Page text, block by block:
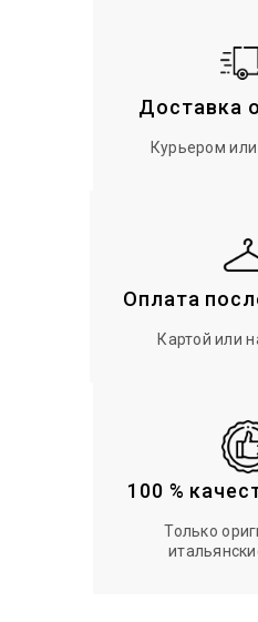
Доставка
Курьером или
Оплата
Картой или
100 %
Только